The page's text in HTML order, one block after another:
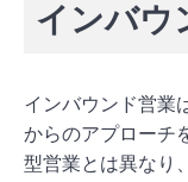
インバウ
インバウンド営業
からのアプローチ
型営業とは異なり